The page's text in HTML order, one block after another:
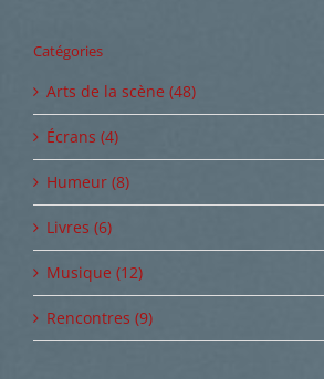
Catégories
Arts de la scène (48)
Écrans (4)
Humeur (8)
Livres (6)
Musique (12)
Rencontres (9)